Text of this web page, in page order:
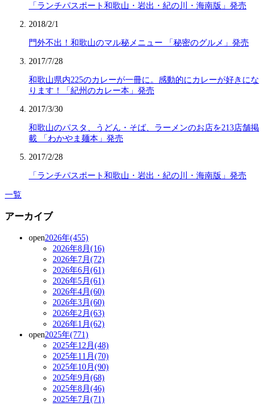
「ランチパスポート和歌山・岩出・紀の川・海南版」発売
2018/2/1
門外不出！和歌山のマル秘メニュー 「秘密のグルメ」発売
2017/7/28
和歌山県内225のカレーが一冊に。感動的にカレーが好きにな
ります！「紀州のカレー本」発売
2017/3/30
和歌山のパスタ、うどん・そば、ラーメンのお店を213店舗掲
載 「わかやま麺本」発売
2017/2/28
「ランチパスポート和歌山・岩出・紀の川・海南版」発売
一覧
アーカイブ
open2026年(455)
2026年8月(16)
2026年7月(72)
2026年6月(61)
2026年5月(61)
2026年4月(60)
2026年3月(60)
2026年2月(63)
2026年1月(62)
open2025年(771)
2025年12月(48)
2025年11月(70)
2025年10月(90)
2025年9月(68)
2025年8月(46)
2025年7月(71)